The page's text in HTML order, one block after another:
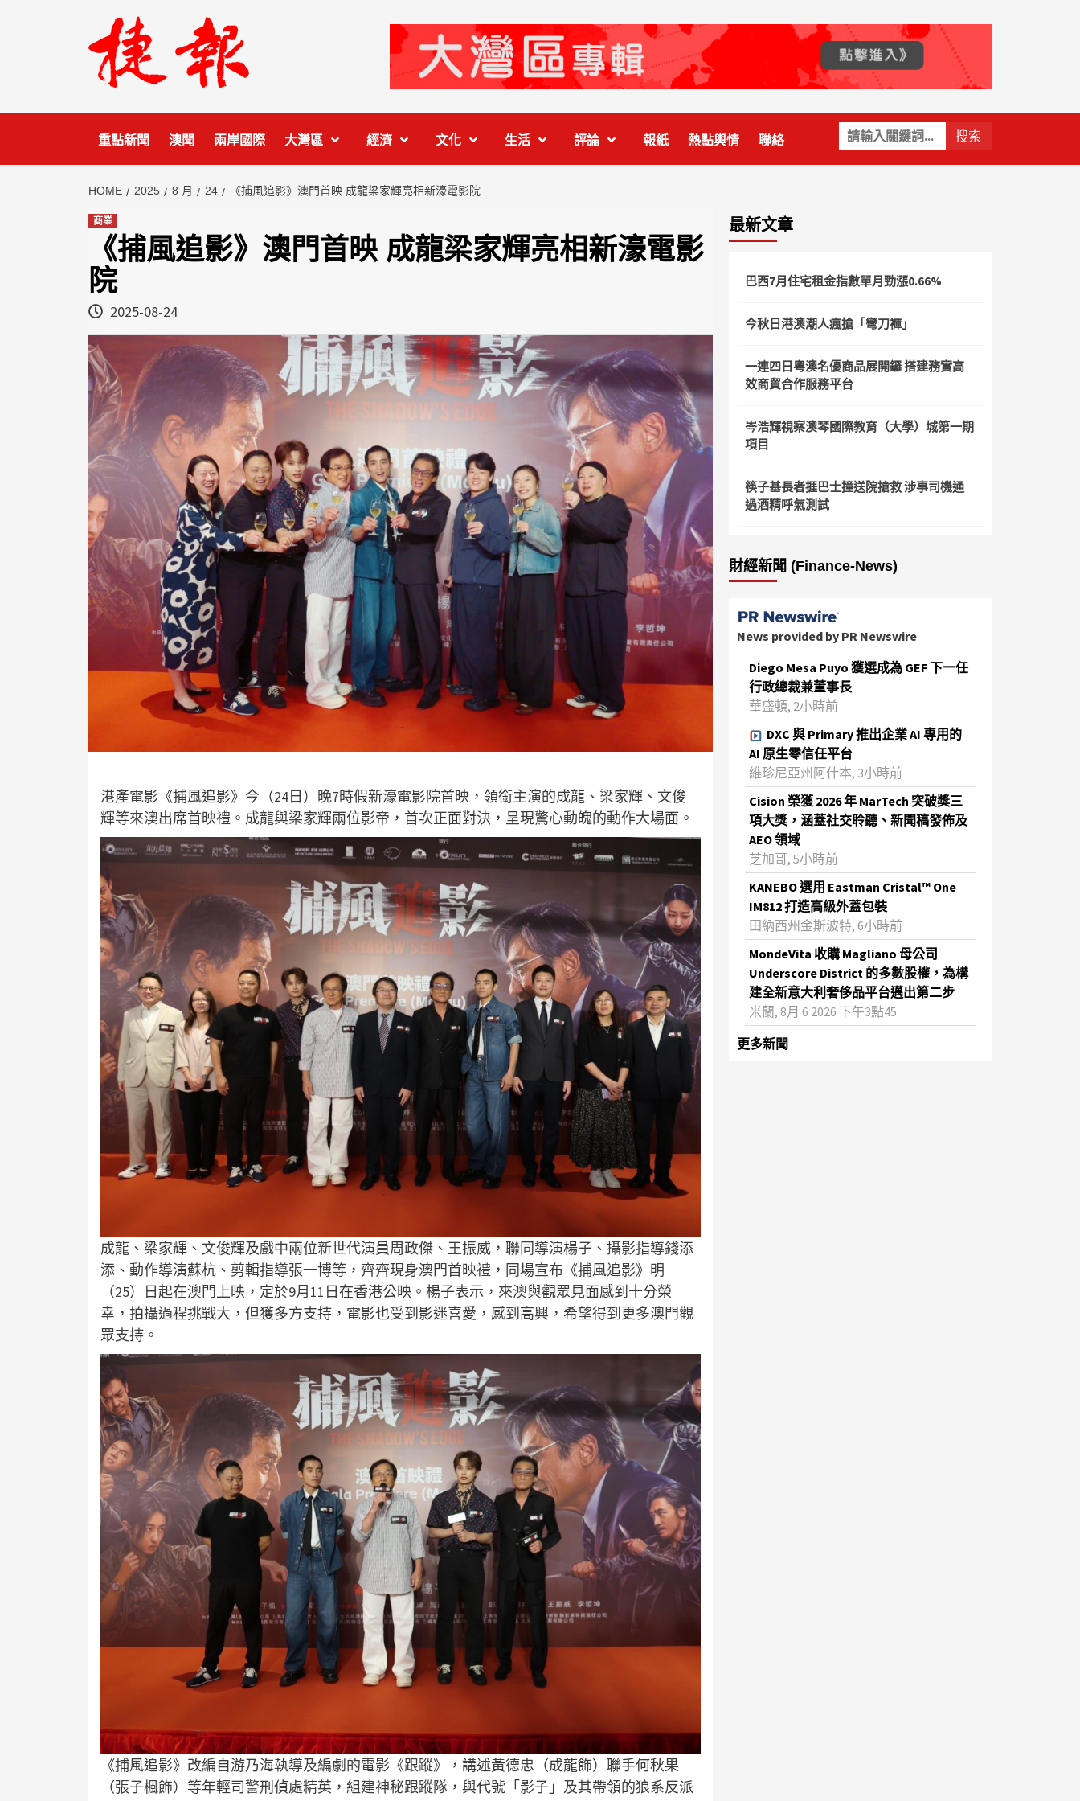
關
鍵
字:
重點新聞 澳聞 兩岸國際 大灣區 經濟 文化 生活 評論 報紙 熱點輿情 聯絡
HOME 2025 8 月 24 《捕風追影》澳門首映 成龍梁家輝亮相新濠電影院
商業
《捕風追影》澳門首映 成龍梁家輝亮相新濠電影
院
2025-08-24
港產電影《捕風追影》今（24日）晚7時假新濠電影院首映，領銜主演的成龍、梁家輝、文俊
輝等來澳出席首映禮。成龍與梁家輝兩位影帝，首次正面對決，呈現驚心動魄的動作大場面。
成龍、梁家輝、文俊輝及戲中兩位新世代演員周政傑、王振威，聯同導演楊子、攝影指導錢添
添、動作導演蘇杭、剪輯指導張一博等，齊齊現身澳門首映禮，同場宣布《捕風追影》明
（25）日起在澳門上映，定於9月11日在香港公映。楊子表示，來澳與觀眾見面感到十分榮
幸，拍攝過程挑戰大，但獲多方支持，電影也受到影迷喜愛，感到高興，希望得到更多澳門觀
眾支持。
《捕風追影》改編自游乃海執導及編劇的電影《跟蹤》，講述黃德忠（成龍飾）聯手何秋果
（張子楓飾）等年輕司警刑偵處精英，組建神秘跟蹤隊，與代號「影子」及其帶領的狼系反派
最新文章
巴西7月住宅租金指數單月勁漲0.66%
今秋日港澳潮人瘋搶「彎刀褲」
一連四日粵澳名優商品展開鑼 搭建務實高
效商貿合作服務平台
岑浩輝視察澳琴國際教育（大學）城第一期
項目
筷子基長者捱巴士撞送院搶救 涉事司機通
過酒精呼氣測試
財經新聞 (Finance-News)
News provided by PR Newswire
Diego Mesa Puyo 獲選成為 GEF 下一任
行政總裁兼董事長
華盛頓, 2小時前
DXC 與 Primary 推出企業 AI 專用的
AI 原生零信任平台
維珍尼亞州阿什本, 3小時前
Cision 榮獲 2026 年 MarTech 突破獎三
項大獎，涵蓋社交聆聽、新聞稿發佈及
AEO 領域
芝加哥, 5小時前
KANEBO 選用 Eastman Cristal™ One
IM812 打造高級外蓋包裝
田納西州金斯波特, 6小時前
MondeVita 收購 Magliano 母公司
Underscore District 的多數股權，為構
建全新意大利奢侈品平台邁出第二步
米蘭, 8月 6 2026 下午3點45
更多新聞